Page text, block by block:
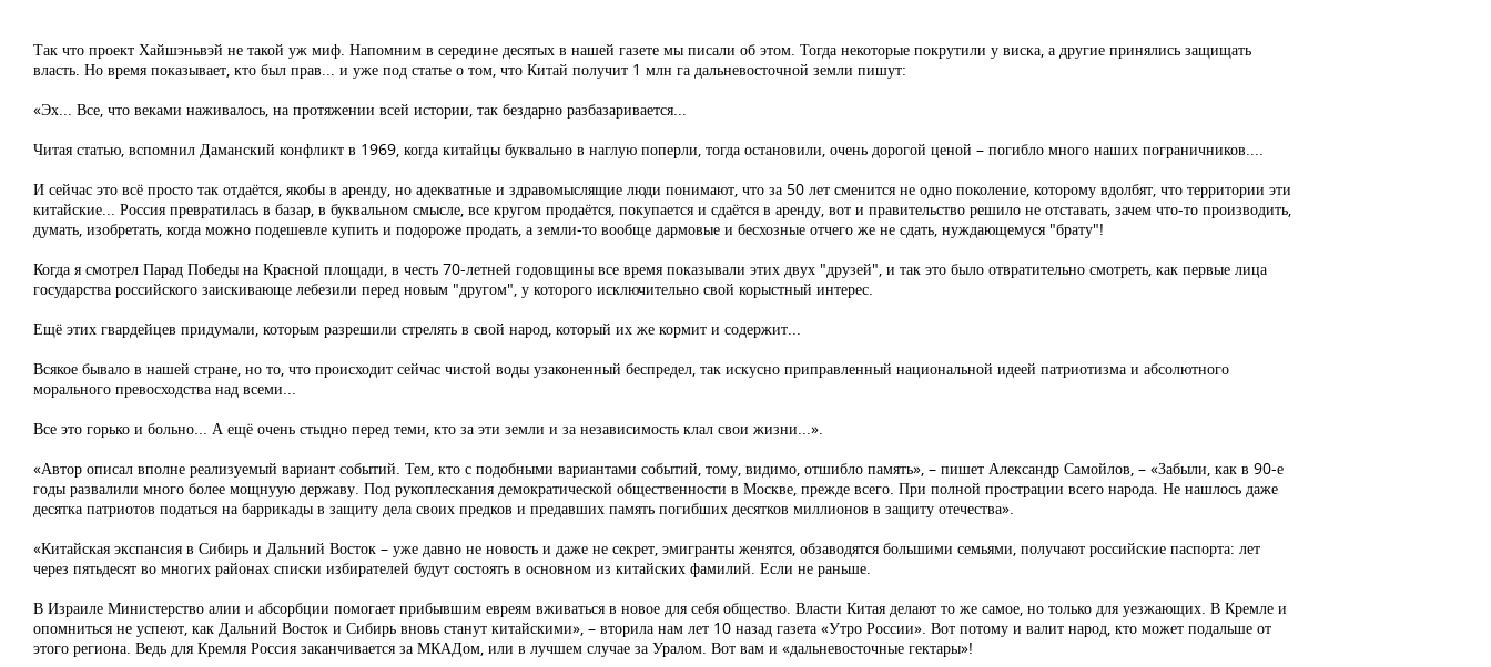
Так что проект Хайшэньвэй не такой уж миф. Напомним в середине десятых в нашей газете мы писали об этом. Тогда некоторые покрутили у виска, а другие принялись защищать
власть. Но время показывает, кто был прав... и уже под статье о том, что Китай получит 1 млн га дальневосточной земли пишут:
«Эх... Все, что веками наживалось, на протяжении всей истории, так бездарно разбазаривается...
Читая статью, вспомнил Даманский конфликт в 1969, когда китайцы буквально в наглую поперли, тогда остановили, очень дорогой ценой – погибло много наших пограничников....
И сейчас это всё просто так отдаётся, якобы в аренду, но адекватные и здравомыслящие люди понимают, что за 50 лет сменится не одно поколение, которому вдолбят, что территории эти
китайские... Россия превратилась в базар, в буквальном смысле, все кругом продаётся, покупается и сдаётся в аренду, вот и правительство решило не отставать, зачем что-то производить,
думать, изобретать, когда можно подешевле купить и подороже продать, а земли-то вообще дармовые и бесхозные отчего же не сдать, нуждающемуся "брату"!
Когда я смотрел Парад Победы на Красной площади, в честь 70-летней годовщины все время показывали этих двух "друзей", и так это было отвратительно смотреть, как первые лица
государства российского заискивающе лебезили перед новым "другом", у которого исключительно свой корыстный интерес.
Ещё этих гвардейцев придумали, которым разрешили стрелять в свой народ, который их же кормит и содержит...
Всякое бывало в нашей стране, но то, что происходит сейчас чистой воды узаконенный беспредел, так искусно приправленный национальной идеей патриотизма и абсолютного
морального превосходства над всеми...
Все это горько и больно... А ещё очень стыдно перед теми, кто за эти земли и за независимость клал свои жизни...».
«Автор описал вполне реализуемый вариант событий. Тем, кто с подобными вариантами событий, тому, видимо, отшибло память», – пишет Александр Самойлов, – «Забыли, как в 90-е
годы развалили много более мощнуую державу. Под рукоплескания демократической общественности в Москве, прежде всего. При полной прострации всего народа. Не нашлось даже
десятка патриотов податься на баррикады в защиту дела своих предков и предавших память погибших десятков миллионов в защиту отечества».
«Китайская экспансия в Сибирь и Дальний Восток – уже давно не новость и даже не секрет, эмигранты женятся, обзаводятся большими семьями, получают российские паспорта: лет
через пятьдесят во многих районах списки избирателей будут состоять в основном из китайских фамилий. Если не раньше.
В Израиле Министерство алии и абсорбции помогает прибывшим евреям вживаться в новое для себя общество. Власти Китая делают то же самое, но только для уезжающих. В Кремле и
опомниться не успеют, как Дальний Восток и Сибирь вновь станут китайскими», – вторила нам лет 10 назад газета «Утро России». Вот потому и валит народ, кто может подальше от
этого региона. Ведь для Кремля Россия заканчивается за МКАДом, или в лучшем случае за Уралом. Вот вам и «дальневосточные гектары»!